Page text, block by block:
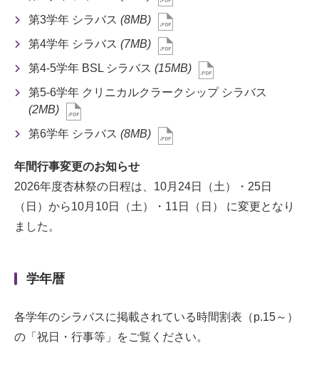
第3学年 シラバス (8MB)
第4学年 シラバス (7MB)
第4-5学年 BSL シラバス (15MB)
第5-6学年 クリニカルクラークシップ シラバス
(2MB)
第6学年 シラバス (8MB)
年間行事変更のお知らせ
2026年度杏林祭の日程は、10月24日（土）・25日
（日）から10月10日（土）・11日（日） に変更となり
ました。
学年暦
各学年のシラバスに掲載されている時間割表（p.15～）
の「祝日・行事等」をご覧ください。